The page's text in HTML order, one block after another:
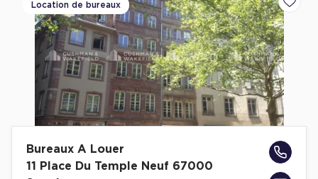
Location de bureaux
Bureaux A Louer
11 Place Du Temple Neuf 67000